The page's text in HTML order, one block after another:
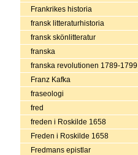
Frankrikes historia
fransk litteraturhistoria
fransk skönlitteratur
franska
franska revolutionen 1789-1799
Franz Kafka
fraseologi
fred
freden i Roskilde 1658
Freden i Roskilde 1658
Fredmans epistlar